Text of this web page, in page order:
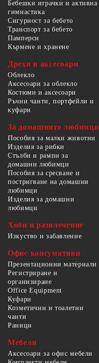
Бебешки играчки и активна
гимнастика
Сигурност за бебето
Транспорт за бебето
Памперси
Кърмене и хранене
Дрехи и аксесоари
Облекло
Аксесоари за облекло
Костюми и аксесоари
Ръчни чанти, портфейли и
куфари
За домашните любимци
Пособия за малки животни
Изделия за рибки
Стълби и рампи за
домашни любимци
Пособия за сресване и
постригване на домашни
любимци
Изделия за домашни
любимци
Хоби и развлечение
Изкуство и забавление
Офис консумативи
Презентационни материали
Регистриране и
организиране
Office Equipment
Куфари
Козметични и тоалетни
чанти
Раници
Мебели
Аксесоари за офис мебели